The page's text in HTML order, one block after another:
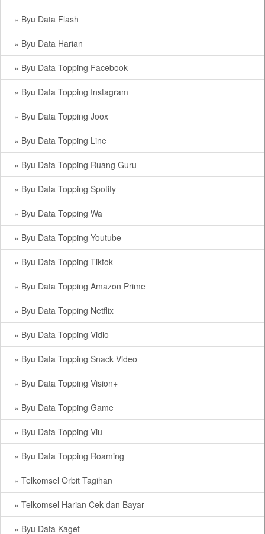
» Byu Data Flash
» Byu Data Harian
» Byu Data Topping Facebook
» Byu Data Topping Instagram
» Byu Data Topping Joox
» Byu Data Topping Line
» Byu Data Topping Ruang Guru
» Byu Data Topping Spotify
» Byu Data Topping Wa
» Byu Data Topping Youtube
» Byu Data Topping Tiktok
» Byu Data Topping Amazon Prime
» Byu Data Topping Netflix
» Byu Data Topping Vidio
» Byu Data Topping Snack Video
» Byu Data Topping Vision+
» Byu Data Topping Game
» Byu Data Topping Viu
» Byu Data Topping Roaming
» Telkomsel Orbit Tagihan
» Telkomsel Harian Cek dan Bayar
» Byu Data Kaget